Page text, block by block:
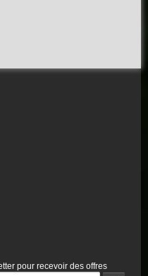
pour recevoir des offres